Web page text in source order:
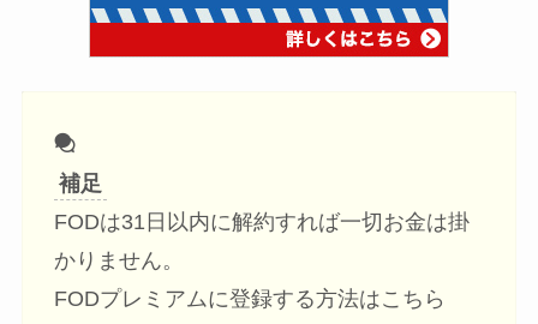
補足
FODは31日以内に解約すれば一切お金は掛
かりません。
FODプレミアムに登録する方法はこちら